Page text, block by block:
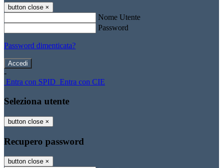
button close ×
Nome Utente
Password
Password dimenticata?
-
Entra con SPID Entra con CIE
Seleziona utente
button close ×
Recupero password
button close ×